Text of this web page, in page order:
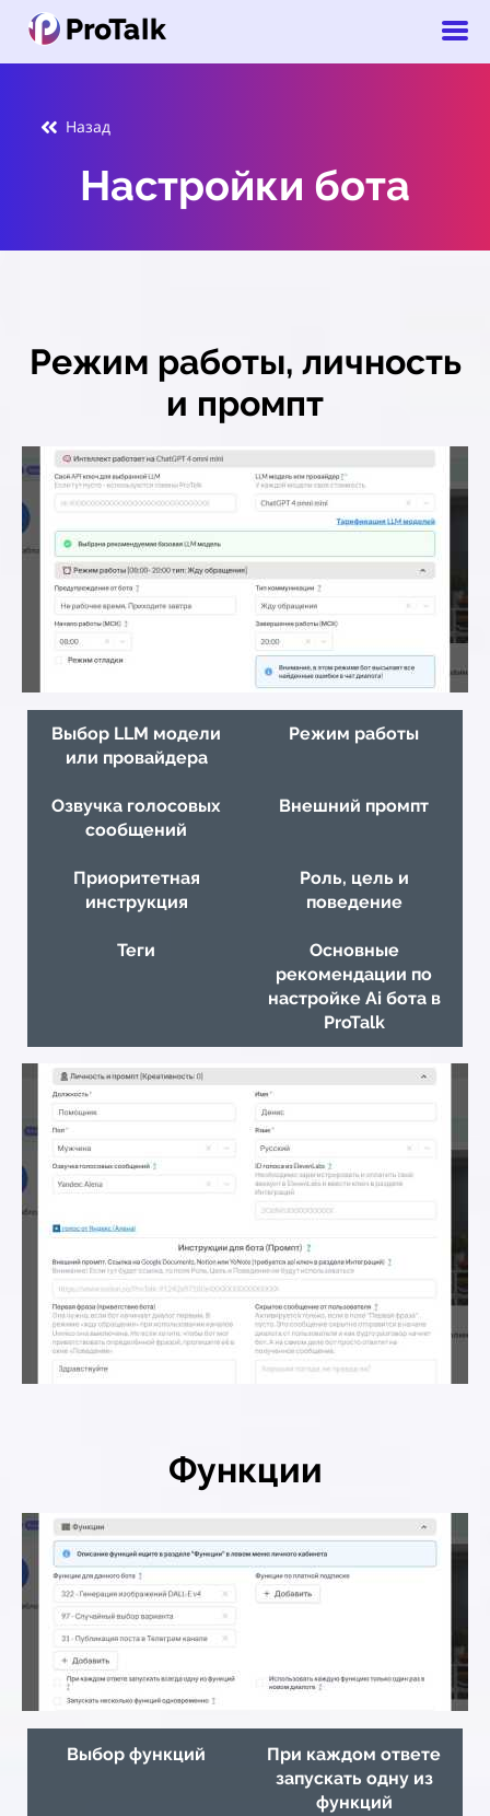
Назад
Настройки бота
Режим работы, личность
и промпт
Выбор LLM модели
или провайдера
Режим работы
Озвучка голосовых
сообщений
Внешний промпт
Приоритетная
инструкция
Роль, цель и
поведение
Теги
Основные
рекомендации по
настройке Ai бота в
ProTalk
Функции
Выбор функций
При каждом ответе
запускать одну из
функций